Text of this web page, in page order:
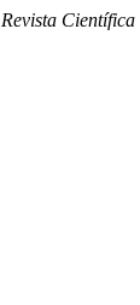
Revista